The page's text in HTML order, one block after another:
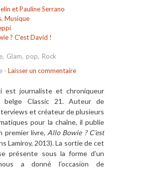
et Pauline Serrano
, Musique
? C'est David !
, Glam, pop, Rock
- Laisser un commentaire
est journaliste et chroniqueur
belge Classic 21. Auteur de
et créateur de plusieurs
pour la chaîne, il publie
premier livre, Allo Bowie ? C’est
Lamiroy, 2013). La sortie de cet
présente sous la forme d’un
a donné l’occasion de